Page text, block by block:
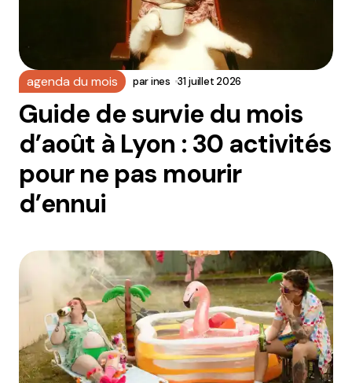
agenda du mois parines 31 juillet 2026
Guide de survie du mois
d’août à Lyon : 30 activités
pour ne pas mourir
d’ennui